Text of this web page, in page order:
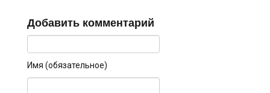
Добавить комментарий
Имя (обязательное)